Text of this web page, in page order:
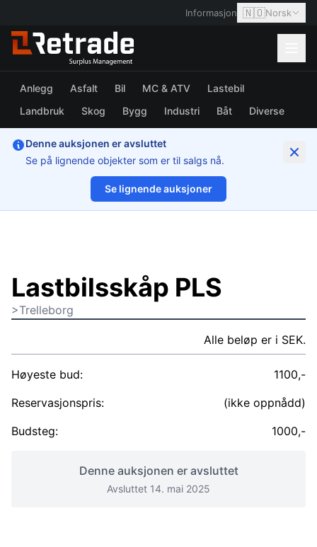
Informasjon 🇳🇴Norsk
Anlegg Asfalt Bil MC & ATV
Lastebil
Landbruk
Skog Bygg Industri Båt Diverse
Denne auksjonen er avsluttet
Se på lignende objekter som er til salgs nå.
Se lignende auksjoner
1/14
Lastbilsskåp PLS
>Trelleborg
Alle beløp er i SEK.
Høyeste bud:
1100,-
Reservasjonspris:
(ikke oppnådd)
Budsteg:
1000,-
Denne auksjonen er avsluttet
Avsluttet 14. mai 2025